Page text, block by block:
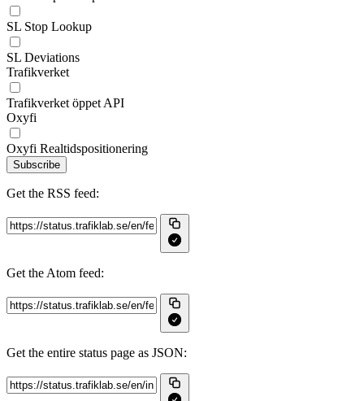
SL Stop Lookup
SL Deviations
Trafikverket
Trafikverket öppet API
Oxyfi
Oxyfi Realtidspositionering
Subscribe
Get the RSS feed:
Get the Atom feed:
Get the entire status page as JSON: